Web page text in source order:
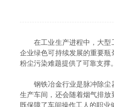
在工业生产进程中，大型工
企业绿色可持续发展的重要
粉尘污染难题提供了可靠支撑。
钢铁冶金行业是脉冲除尘器
生产车间，还会随着烟气排
既保障了车间操作工人的职